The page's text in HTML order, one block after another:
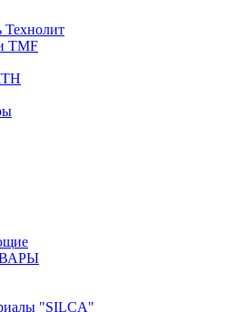
Технолит
TMF
"SILCA"